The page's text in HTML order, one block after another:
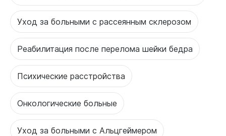
Уход за больными с рассеянным склерозом
Реабилитация после перелома шейки бедра
Психические расстройства
Онкологические больные
Уход за больными с Альцгеймером